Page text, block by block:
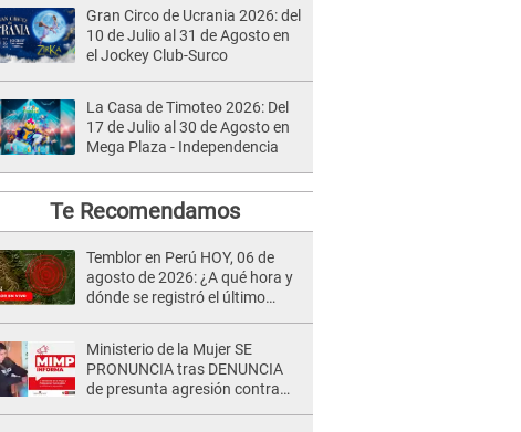
Gran Circo de Ucrania 2026: del
10 de Julio al 31 de Agosto en
el Jockey Club-Surco
La Casa de Timoteo 2026: Del
17 de Julio al 30 de Agosto en
Mega Plaza - Independencia
Te Recomendamos
Temblor en Perú HOY, 06 de
agosto de 2026: ¿A qué hora y
dónde se registró el último
Ministerio de la Mujer SE
PRONUNCIA tras DENUNCIA
de presunta agresión contra